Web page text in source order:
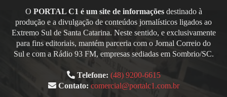
O PORTAL C1 é um site de informaçõesdestinado à
produção e a divulgação de conteúdos jornalísticos ligados ao
Extremo Sul de Santa Catarina. Neste sentido, e exclusivamente
para fins editoriais, mantém parceria com o Jornal Correio do
Sul e com a Rádio 93 FM, empresas sediadas em Sombrio/SC.
Telefone: (48) 9200-6615
Contato: comercial@portalc1.com.br